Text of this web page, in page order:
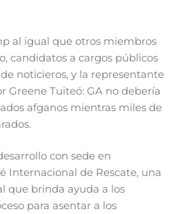
al igual que otros miembros
candidatos a cargos públicos
noticieros, y la representante
Greene Tuiteó: GA no debería
afganos mientras miles de
con sede en
Internacional de Rescate, una
que brinda ayuda a los
para asentar a los